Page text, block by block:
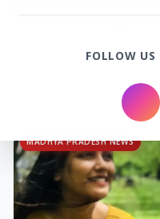
MADHYA PRADESH NEWS
FOLLOW